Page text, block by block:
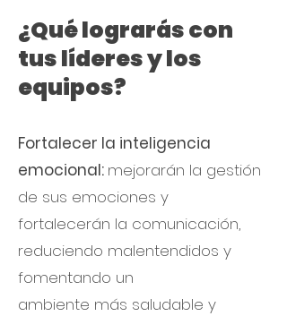
¿Qué lograrás con
tus líderes y los
equipos?
Fortalecer la inteligencia
emocional: mejorarán la gestión
de sus emociones y
fortalecerán la comunicación,
reduciendo malentendidos y
fomentando un
ambiente más saludable y